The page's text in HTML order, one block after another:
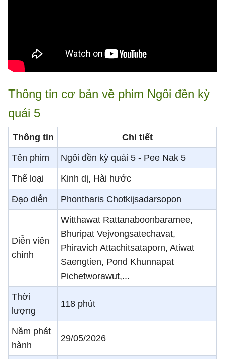
Thông tin cơ bản về phim Ngôi đền kỳ
quái 5
Thông tin Chi tiết
Tên phim Ngôi đền kỳ quái 5 - Pee Nak 5
Thể loại Kinh dị, Hài hước
Đạo diễn Phontharis Chotkijsadarsopon
Diễn viên
chính
Witthawat Rattanaboonbaramee,
Bhuripat Vejvongsatechavat,
Phiravich Attachitsataporn, Atiwat
Saengtien, Pond Khunnapat
Pichetworawut,...
Thời
lượng
118 phút
Năm phát
hành
29/05/2026